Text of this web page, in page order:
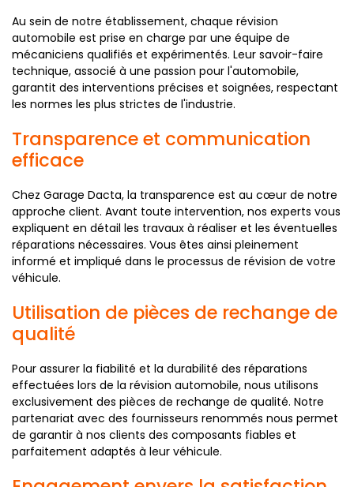
Au sein de notre établissement, chaque révision
automobile est prise en charge par une équipe de
mécaniciens qualifiés et expérimentés. Leur savoir-faire
technique, associé à une passion pour l'automobile,
garantit des interventions précises et soignées, respectant
les normes les plus strictes de l'industrie.
Transparence et communication
efficace
Chez Garage Dacta, la transparence est au cœur de notre
approche client. Avant toute intervention, nos experts vous
expliquent en détail les travaux à réaliser et les éventuelles
réparations nécessaires. Vous êtes ainsi pleinement
informé et impliqué dans le processus de révision de votre
véhicule.
Utilisation de pièces de rechange de
qualité
Pour assurer la fiabilité et la durabilité des réparations
effectuées lors de la révision automobile, nous utilisons
exclusivement des pièces de rechange de qualité. Notre
partenariat avec des fournisseurs renommés nous permet
de garantir à nos clients des composants fiables et
parfaitement adaptés à leur véhicule.